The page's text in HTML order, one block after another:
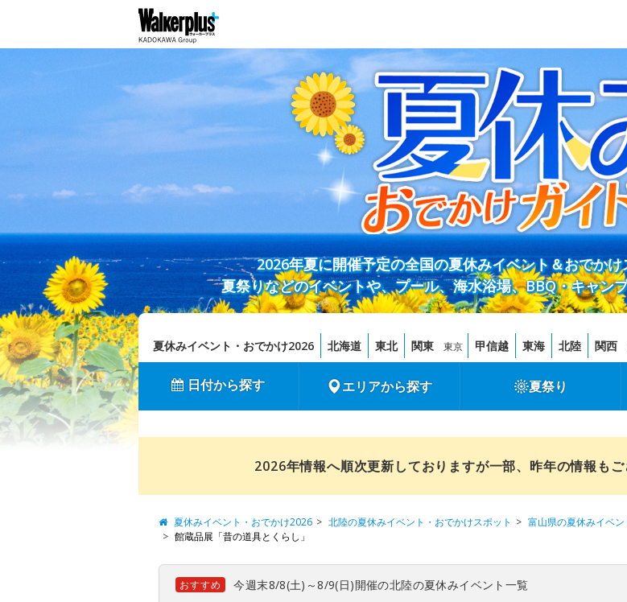
2026年夏に開催予定の全国の夏休みイベント＆おでか
夏祭りなどのイベントや、プール、海水浴場、BBQ・キャン
夏休みイベント・おでかけ2026 北海道 東北 関東 東京 甲信越 東海 北陸 関西
日付から探す エリアから探す 夏祭り
2026年情報へ順次更新しておりますが一部、昨年の情報もご
夏休みイベント・おでかけ2026 北陸の夏休みイベント・おでかけスポット 富山県の夏休みイベ
館蔵品展「昔の道具とくらし」
おすすめ 今週末8/8(土)～8/9(日)開催の北陸の夏休みイベント一覧